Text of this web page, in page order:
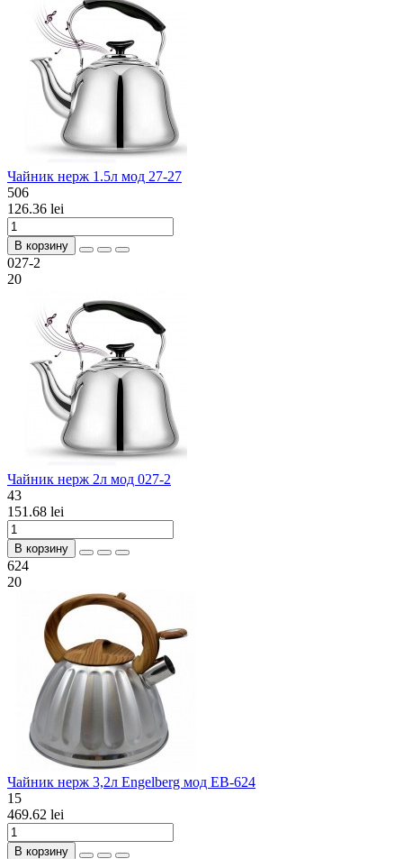
Чайник нерж 1.5л мод 27-27
506
126.36 lei
В корзину
027-2
20
Чайник нерж 2л мод 027-2
43
151.68 lei
В корзину
624
20
Чайник нерж 3,2л Engelberg мод ЕВ-624
15
469.62 lei
В корзину